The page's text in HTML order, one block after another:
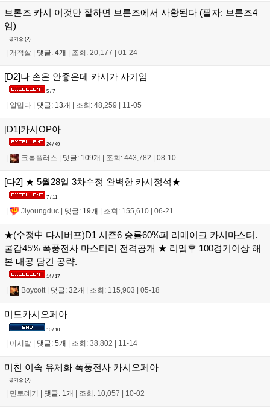
브론즈 카시 이것만 잘하면 브론즈에서 사황된다 (필자: 브론즈4
임)
평가중 (2)
| 개척살 | 댓글: 4개 | 조회: 20,177 | 01-24
[D2]나 손은 안좋은데 카시가 사기임
5 / 7
얄밉다 댓글: 13개 조회: 48,259 11-05
[D1]카시OP아
24 / 49
크롬플러스 댓글: 109개 조회: 443,782 08-10
[다2] ★ 5월28일 3차수정 완벽한 카시정석★
7 / 11
| Jiyoungduc | 댓글: 19개 | 조회: 155,610 | 06-21
★(수정中 다시버프)D1 시즌6 승률60%퍼 리메이크 카시마스터.
쿨감45% 폭풍전사 마스터리 전격공개 ★ 리멬후 100경기이상 해
본 내공 담긴 공략.
14 / 17
Boycott| 댓글: 32개 조회: 115,903 05-18
미드카시오페아
10 / 10
| 어시발 | 댓글: 5개 | 조회: 38,802 | 11-14
미친 이속 유체화 폭풍전사 카시오페아
평가중 (2)
민토례기 댓글: 1개 조회: 10,057 10-02